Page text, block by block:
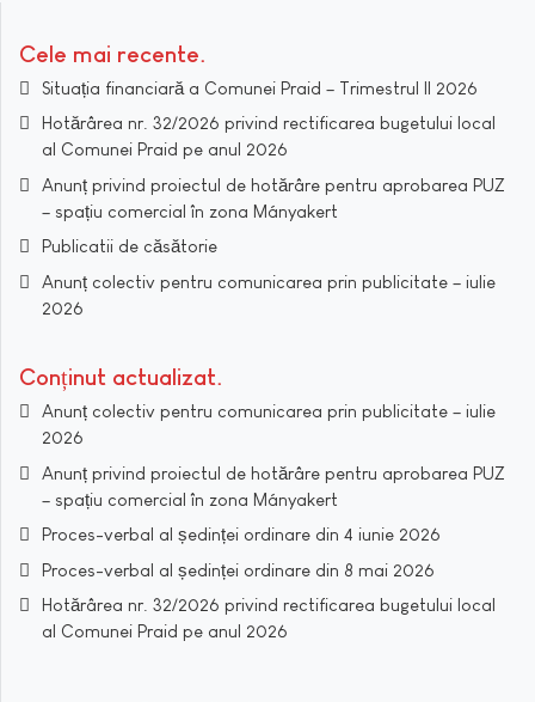
Cele mai recente
Situația financiară a Comunei Praid – Trimestrul II 2026
Hotărârea nr. 32/2026 privind rectificarea bugetului local
al Comunei Praid pe anul 2026
Anunț privind proiectul de hotărâre pentru aprobarea PUZ
– spațiu comercial în zona Mányakert
Publicatii de căsătorie
Anunț colectiv pentru comunicarea prin publicitate – iulie
2026
Conținut actualizat
Anunț colectiv pentru comunicarea prin publicitate – iulie
2026
Anunț privind proiectul de hotărâre pentru aprobarea PUZ
– spațiu comercial în zona Mányakert
Proces-verbal al ședinței ordinare din 4 iunie 2026
Proces-verbal al ședinței ordinare din 8 mai 2026
Hotărârea nr. 32/2026 privind rectificarea bugetului local
al Comunei Praid pe anul 2026